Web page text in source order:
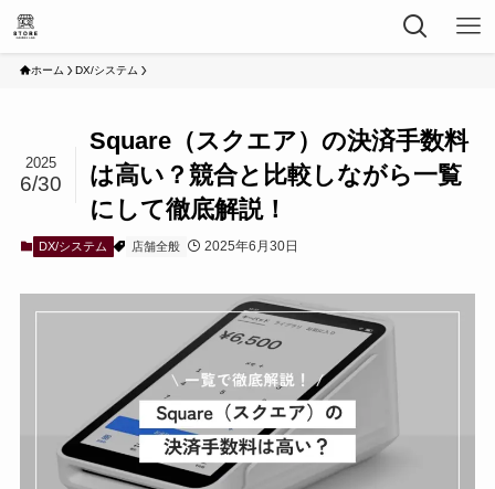
ホーム DX/システム
Square（スクエア）の決済手数料
は高い？競合と比較しながら一覧
にして徹底解説！
2025
6/30
DX/システム 店舗全般 2025年6月30日